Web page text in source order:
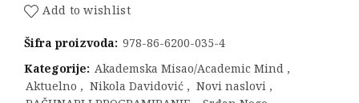
Add to wishlist
Šifra proizvoda: 978-86-6200-035-4
Kategorije: Akademska Misao/Academic Mind ,
Aktuelno , Nikola Davidović , Novi naslovi ,